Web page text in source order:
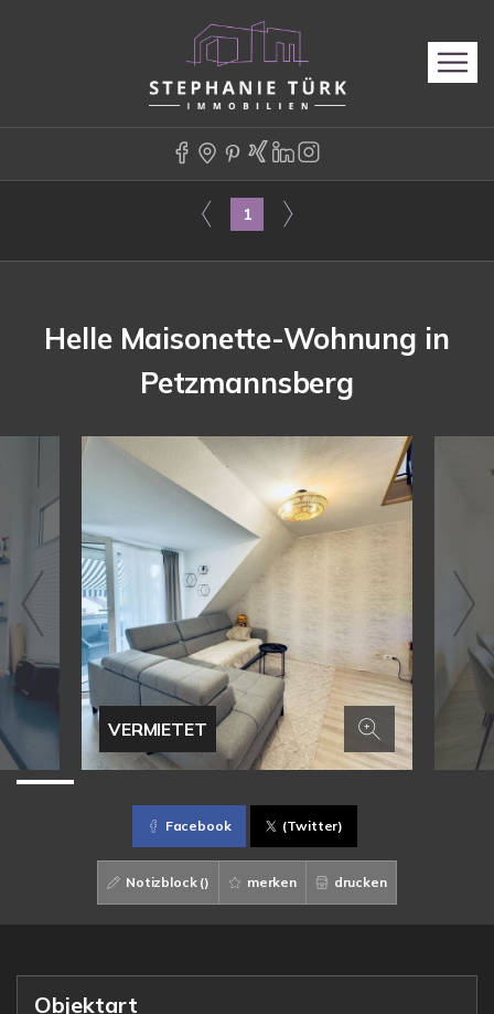
1
Helle Maisonette-Wohnung in
Petzmannsberg
VERMIETET
Facebook (Twitter)
Notizblock () merken drucken
Objektart